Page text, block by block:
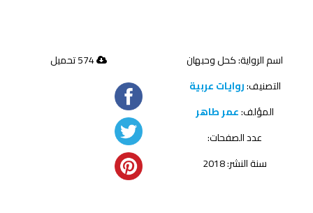
اسم الرواية: كحل وحبهان
التصنيف:روايات عربية
المؤلف:عمر طاهر
عدد الصفحات:
سنة النشر: 2018
574 تحميل